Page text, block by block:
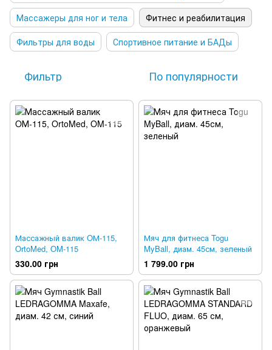
Массажеры для ног и тела
Фитнес и реабилитация
Фильтры для воды
Спортивное питание и БАДы
Фильтр По популярности
Массажный валик OМ-115,
OrtoMed, OM-115
330.00 грн
Мяч для фитнеса Togu
MyBall, диам. 45см, зеленый
1 799.00 грн